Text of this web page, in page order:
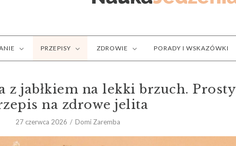
PRZEPISY ZDROWIE PORADY I WSKAZÓWKI
z jabłkiem na lekki brzuch. Prosty
na zdrowe jelita
27 czerwca 2026 Domi Zaremba